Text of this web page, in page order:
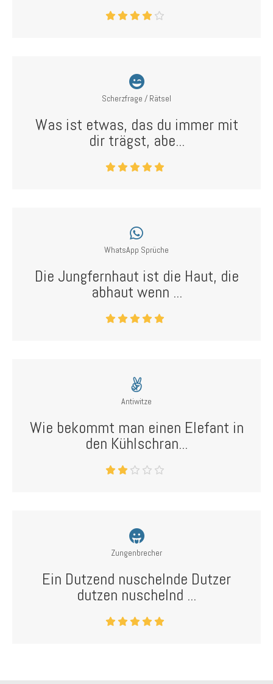
Scherzfrage / Rätsel
Was ist etwas, das du immer mit
dir trägst, abe...
WhatsApp Sprüche
Die Jungfernhaut ist die Haut, die
abhaut wenn ...
Antiwitze
Wie bekommt man einen Elefant in
den Kühlschran...
Zungenbrecher
Ein Dutzend nuschelnde Dutzer
dutzen nuschelnd ...